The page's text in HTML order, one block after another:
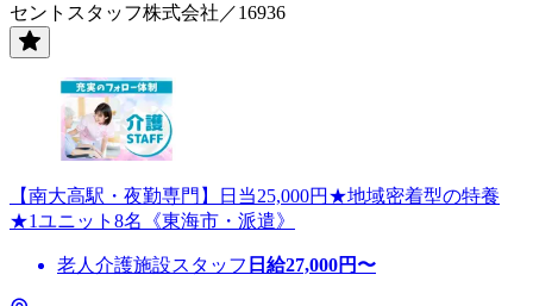
セントスタッフ株式会社／16936
【南大高駅・夜勤専門】日当25,000円★地域密着型の特養
★1ユニット8名《東海市・派遣》
老人介護施設スタッフ 日給27,000円〜